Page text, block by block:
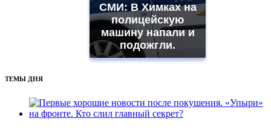
СМИ: В Химках на
полицейскую
машину напали и
подожгли.
ТЕМЫ ДНЯ